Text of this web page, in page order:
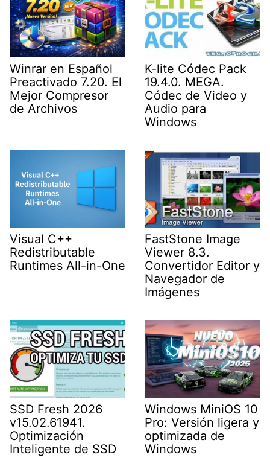
Winrar en Español
Preactivado 7.20. El
Mejor Compresor
de Archivos
K-lite Códec Pack
19.4.0. MEGA.
Códec de Video y
Audio para
Windows
Visual C++
Redistributable
Runtimes All-in-One
FastStone Image
Viewer 8.3.
Convertidor Editor y
Navegador de
Imágenes
SSD Fresh 2026
v15.02.61941.
Optimización
Inteligente de SSD
Windows MiniOS 10
Pro: Versión ligera y
optimizada de
Windows